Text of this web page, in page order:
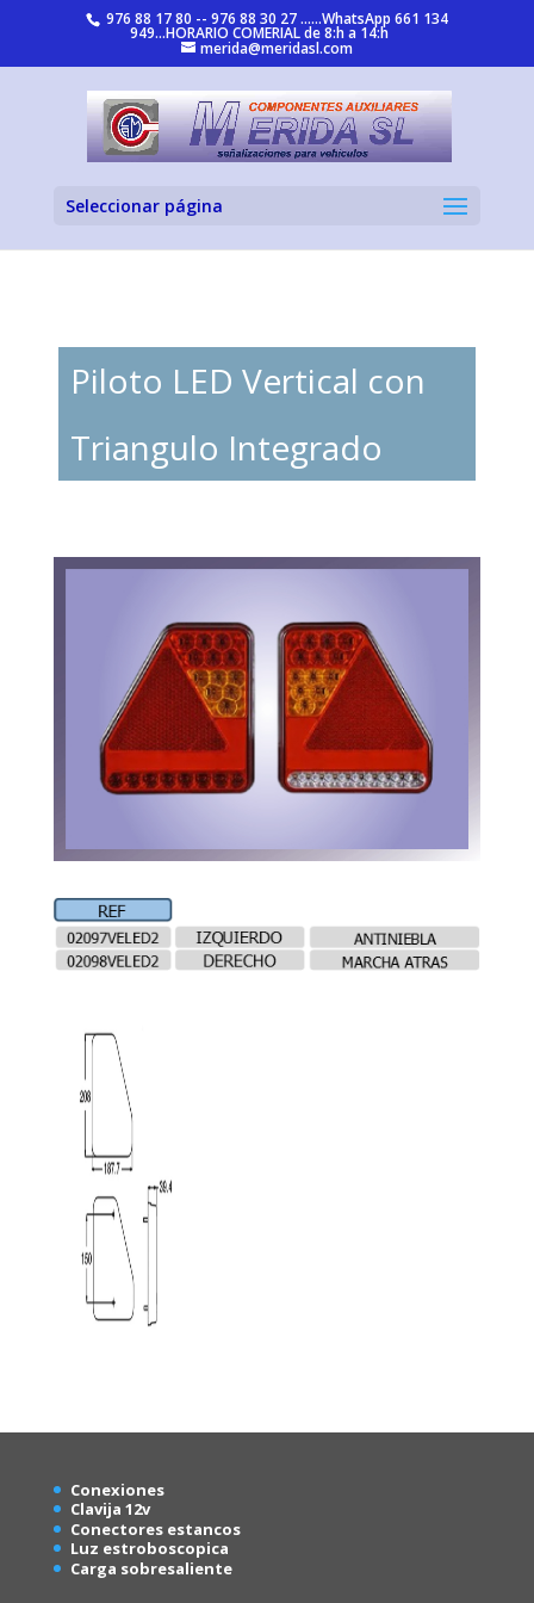
976 88 17 80 -- 976 88 30 27 ......WhatsApp 661 134
949...HORARIO COMERIAL de 8:h a 14:h
merida@meridasl.com
Seleccionar página
Piloto LED Vertical con
Triangulo Integrado
Conexiones
Clavija 12v
Conectores estancos
Luz estroboscopica
Carga sobresaliente